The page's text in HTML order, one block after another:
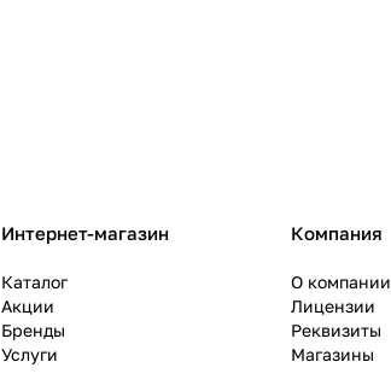
Интернет-магазин
Каталог
Акции
Бренды
Услуги
Компания
О компании
Лицензии
Реквизиты
Магазины